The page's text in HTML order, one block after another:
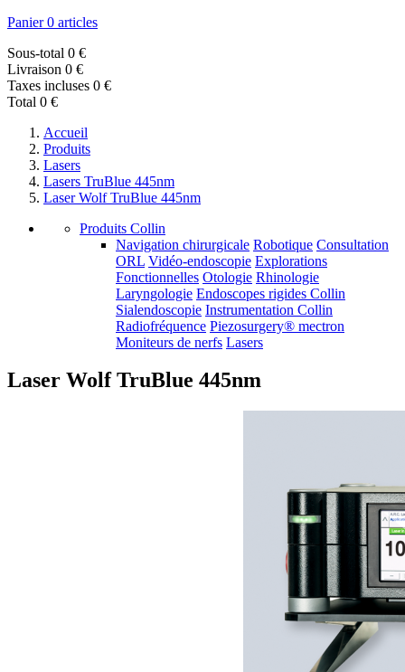
Panier 0 articles
Sous-total 0 €
Livraison 0 €
Taxes incluses 0 €
Total 0 €
Accueil
Produits
Lasers
Lasers TruBlue 445nm
Laser Wolf TruBlue 445nm
Produits Collin
Navigation chirurgicale Robotique Consultation
ORL Vidéo-endoscopie Explorations
Fonctionnelles Otologie Rhinologie
Laryngologie Endoscopes rigides Collin
Sialendoscopie Instrumentation Collin
Radiofréquence Piezosurgery® mectron
Moniteurs de nerfs Lasers
Laser Wolf TruBlue 445nm